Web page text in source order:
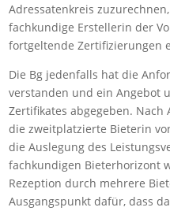
Adressatenkreis
fachkundige Erstellerin der
fortgeltende Zertifizierungen
Die Bg jedenfalls hat die
verstanden und ein Angebot
Zertifikates abgegeben.
die zweitplatzierte Bieterin
die Auslegung des
fachkundigen Bieterhorizont
Rezeption durch mehrere
Ausgangspunkt dafür, dass